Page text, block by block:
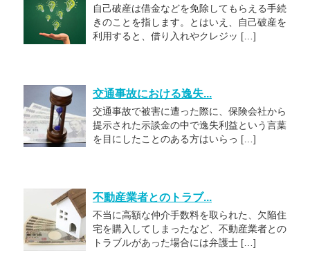
自己破産は借金などを免除してもらえる手続
きのことを指します。とはいえ、自己破産を
利用すると、借り入れやクレジッ […]
交通事故における逸失...
交通事故で被害に遭った際に、保険会社から
提示された示談金の中で逸失利益という言葉
を目にしたことのある方はいらっ […]
不動産業者とのトラブ...
不当に高額な仲介手数料を取られた、欠陥住
宅を購入してしまったなど、不動産業者との
トラブルがあった場合には弁護士 […]